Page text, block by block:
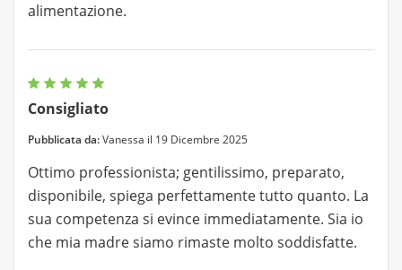
alimentazione.
Consigliato
Pubblicata da:Vanessa il 19 Dicembre 2025
Ottimo professionista; gentilissimo, preparato,
disponibile, spiega perfettamente tutto quanto. La
sua competenza si evince immediatamente. Sia io
che mia madre siamo rimaste molto soddisfatte.